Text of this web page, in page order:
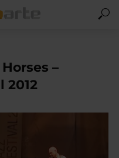
–
2012